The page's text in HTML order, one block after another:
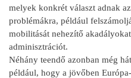
melyek konkrét választ adnak
problémákra, például
mobilitását nehezítő
adminisztrációt.
Néhány teendő azonban még
például, hogy a jövőben